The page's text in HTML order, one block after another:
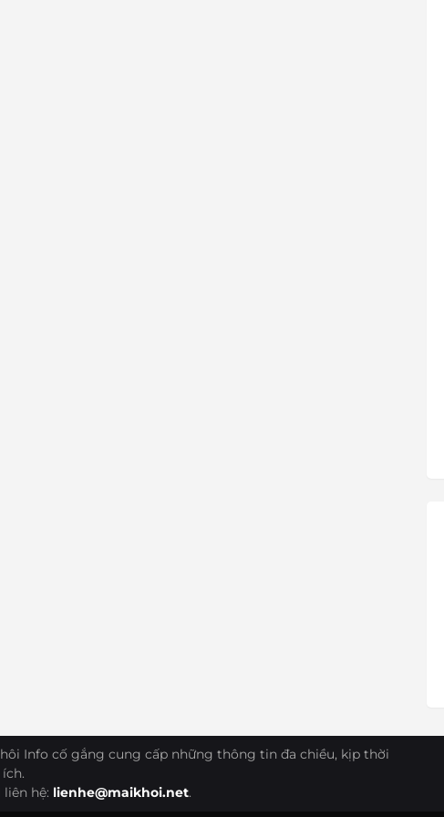
Info cố gắng cung cấp những thông tin đa chiều, kịp thời
liên hệ: lienhe@maikhoi.net.